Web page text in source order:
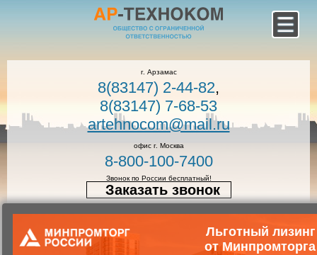
г. Арзамас
8(83147) 2-44-82,
8(83147) 7-68-53
artehnocom@mail.ru
офис г. Москва
8-800-100-7400
Звонок по России бесплатный!
Заказать звонок
Главная Каталог коммунальной техники Спец. техника
Льготный лизинг
от Минпромторга